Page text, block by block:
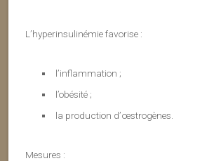
L’hyperinsulinémie favorise :
l’inflammation ;
l’obésité ;
la production d’œstrogènes.
Mesures :